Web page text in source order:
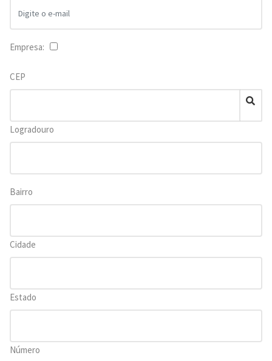
Empresa:
CEP
Logradouro
Bairro
Cidade
Estado
Número